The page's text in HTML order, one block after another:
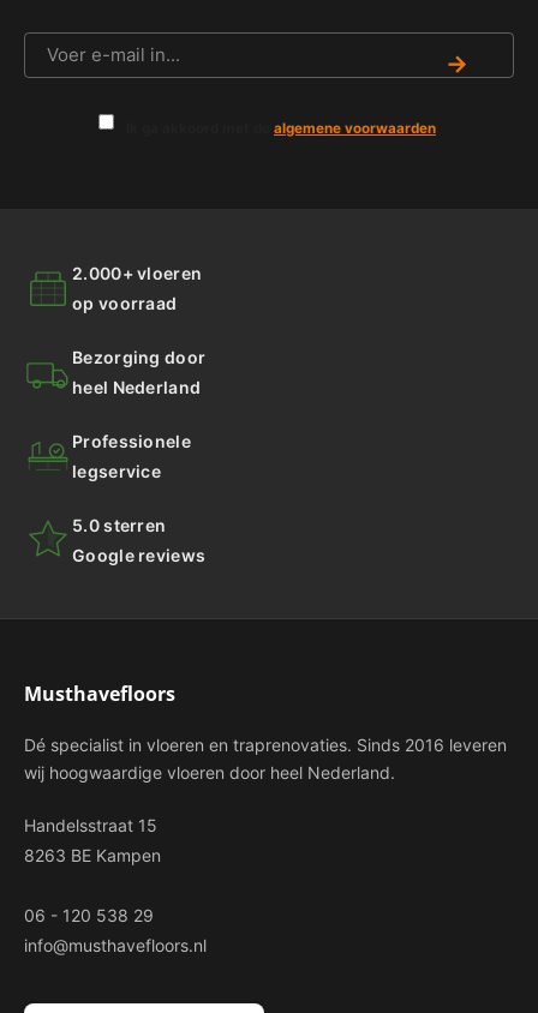
→
algemene voorwaarden
2.000+ vloeren
op voorraad
Bezorging door
heel Nederland
Professionele
legservice
5.0 sterren
Google reviews
Musthavefloors
Dé specialist in vloeren en traprenovaties. Sinds 2016 leveren
wij hoogwaardige vloeren door heel Nederland.
Handelsstraat 15
8263 BE Kampen
06 - 120 538 29
info@musthavefloors.nl